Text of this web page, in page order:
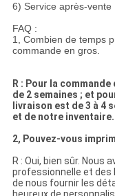
6) Service après-
FAQ :
1, Combien de temps
commande en gros.
R : Pour la
de 2 semaines ; et
livraison est de 3 à 4
et de notre inventaire.
2, Pouvez-vous
R : Oui, bien sûr. Nous
professionnelle et des
de nous fournir les